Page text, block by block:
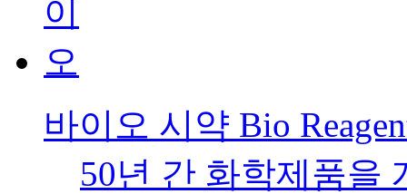
바이오 시약 Bio
50년 간 화학제품을